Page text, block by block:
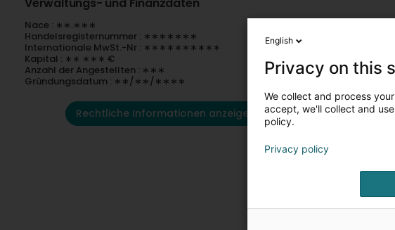
Nace : ∗∗.∗∗∗
Handelsregisternummer : ∗∗∗∗∗∗∗
Internationale MwSt.-Nr : ∗∗∗∗∗∗∗∗∗∗
Kapital : ∗∗ ∗∗∗ €
Anzahl der Angestellten : ∗∗∗
Gründungsdatum : ∗∗/∗∗/∗∗∗∗
Rechtliche Informationen anzeigen
English
Privacy on this
We collect and process
accept, we'll collect and
policy.
Privacy policy